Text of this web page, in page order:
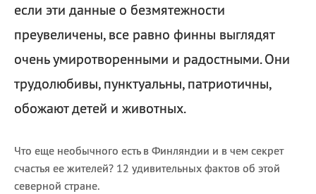
если эти данные о безмятежности
преувеличены, все равно финны выглядят
очень умиротворенными и радостными. Они
трудолюбивы, пунктуальны, патриотичны,
обожают детей и животных.
Что еще необычного есть в Финляндии и в чем секрет
счастья ее жителей? 12 удивительных фактов об этой
северной стране.